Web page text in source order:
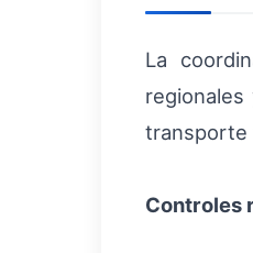
La
transporte
Controles